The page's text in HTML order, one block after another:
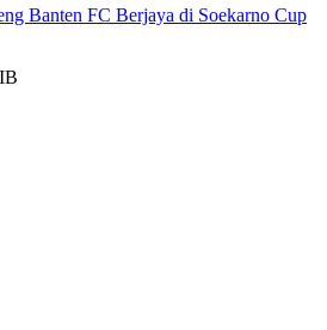
Banten FC Berjaya di Soekarno Cup